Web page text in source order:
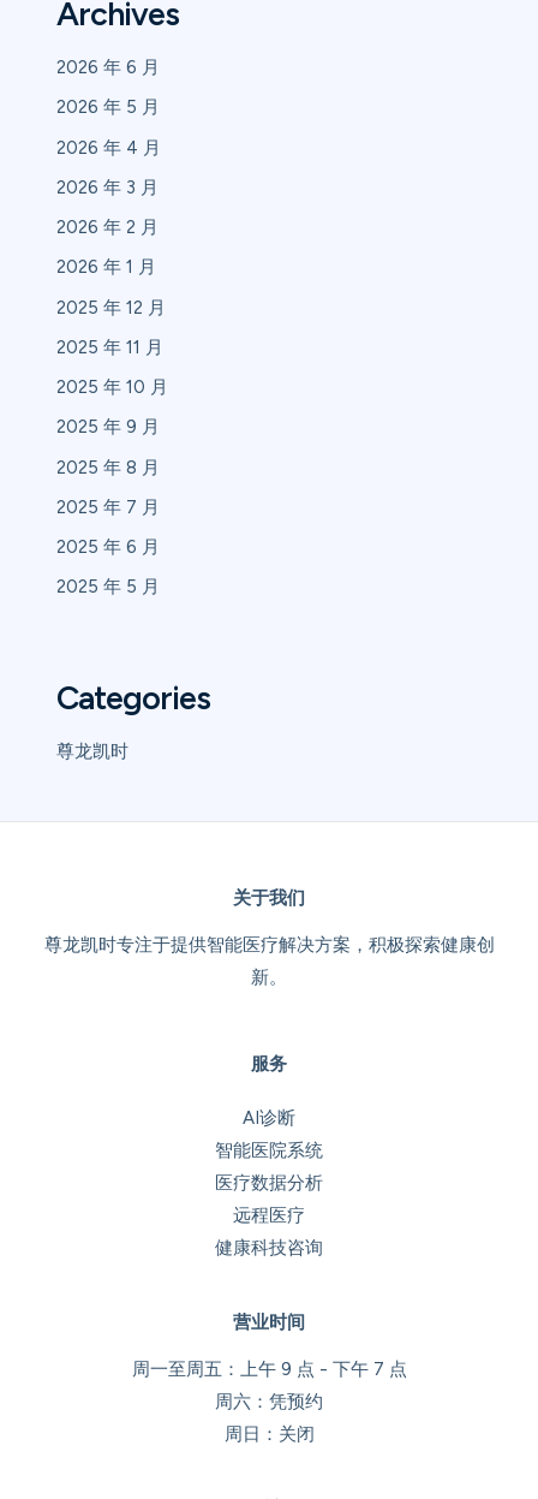
Archives
2026 年 6 月
2026 年 5 月
2026 年 4 月
2026 年 3 月
2026 年 2 月
2026 年 1 月
2025 年 12 月
2025 年 11 月
2025 年 10 月
2025 年 9 月
2025 年 8 月
2025 年 7 月
2025 年 6 月
2025 年 5 月
Categories
尊龙凯时
关于我们
尊龙凯时专注于提供智能医疗解决方案，积极探索健康创
新。
服务
AI诊断
智能医院系统
医疗数据分析
远程医疗
健康科技咨询
营业时间
周一至周五：上午 9 点 - 下午 7 点
周六：凭预约
周日：关闭